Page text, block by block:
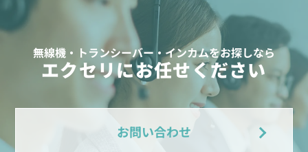
無線機・トランシーバー・インカムをお探しなら
エクセリにお任せください
お問い合わせ